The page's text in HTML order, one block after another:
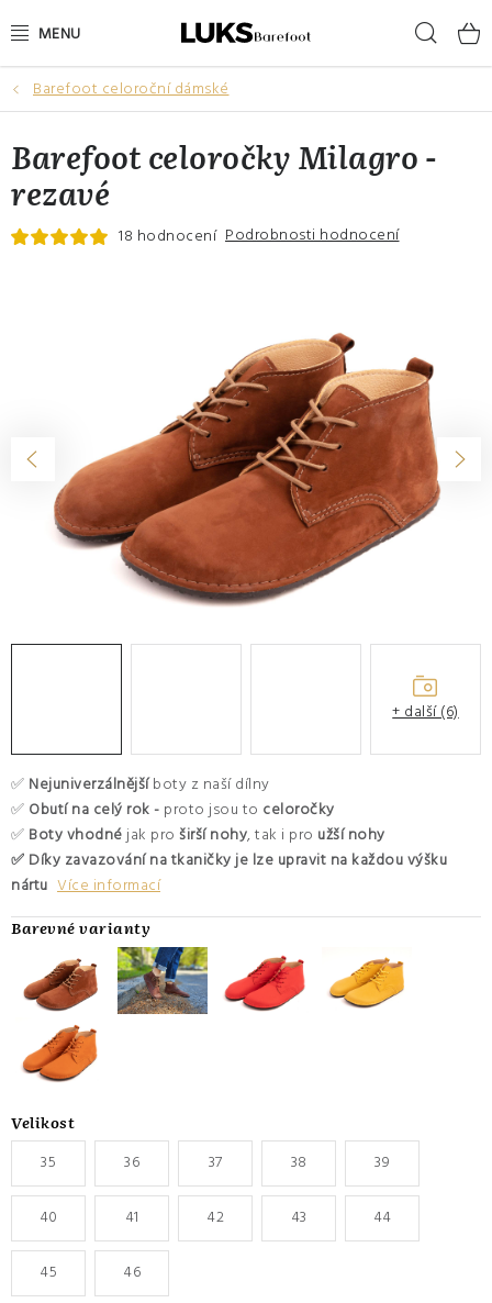
na
NOVINKY
VÝPRODEJ
DÁMSKÉ BAREFOOT BOTY
O nás Hodnocení obchodu
Moje objednávka
Výměna a vrácení zboží
Barefoot celoroční dámské
✅ Nejuniverzálnějšíboty z naší dílny
✅ Obutí na celý rok - proto jsou to celoročky
✅ Boty vhodné jak pro širší nohy, tak i pro užší nohy
✅ Díky zavazování na tkaničky je lze upravit na každou výšku
nártu Více informací
Velikost
35
36 37 38 39
40 41 42 43 44
45
46
Barefoot celoročky Milagro -
rezavé
18 hodnocení Podrobnosti hodnocení
+ další (6)